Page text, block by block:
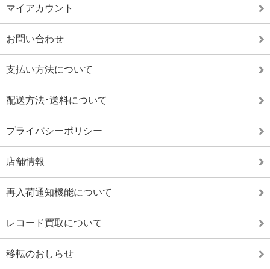
マイアカウント
お問い合わせ
支払い方法について
配送方法･送料について
プライバシーポリシー
店舗情報
再入荷通知機能について
レコード買取について
移転のおしらせ